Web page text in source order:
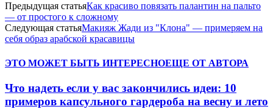
Предыдущая статьяКак красиво повязать палантин на пальто
— от простого к сложному
Следующая статьяМакияж Жади из "Клона" — примеряем на
себя образ арабской красавицы
ЭТО МОЖЕТ БЫТЬ ИНТЕРЕСНОЕЩЕ ОТ АВТОРА
Что надеть если у вас закончились идеи: 10
примеров капсульного гардероба на весну и лето